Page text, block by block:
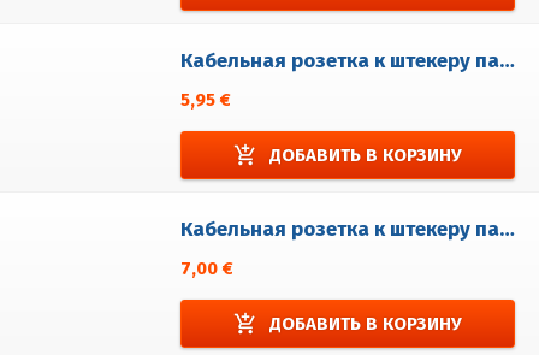
Кабельная розетка к штекеру панели WP3/HEM
5,95 €
add_shopping_cart ДОБАВИТЬ В КОРЗИНУ
Кабельная розетка к штекеру панели WP4/HEM
7,00 €
add_shopping_cart ДОБАВИТЬ В КОРЗИНУ